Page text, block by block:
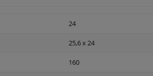
24
25,6 x 24
160